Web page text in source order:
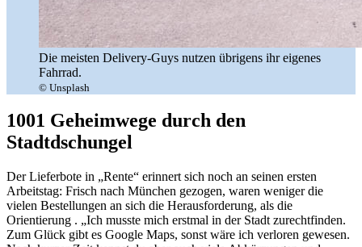
Die meisten Delivery-Guys nutzen übrigens ihr eigenes
Fahrrad.
© Unsplash
1001 Geheimwege durch den
Stadtdschungel
Der Lieferbote in „Rente“ erinnert sich noch an seinen ersten
Arbeitstag: Frisch nach München gezogen, waren weniger die
vielen Bestellungen an sich die Herausforderung, als die
Orientierung . „Ich musste mich erstmal in der Stadt zurechtfinden.
Zum Glück gibt es Google Maps, sonst wäre ich verloren gewesen.